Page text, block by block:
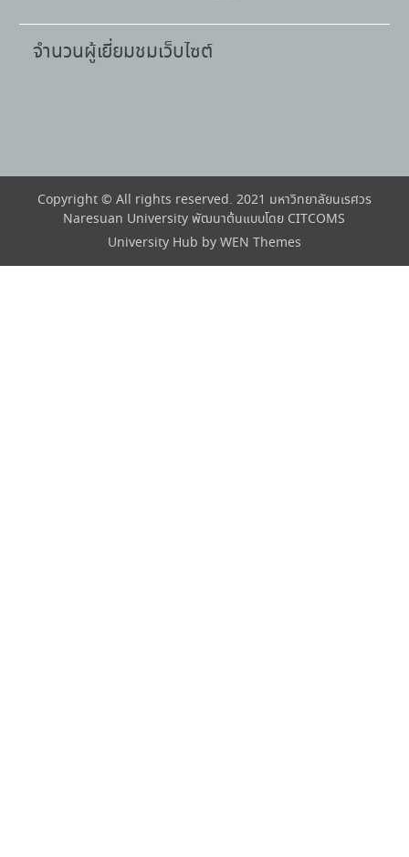
จำนวนผู้เยี่ยมชมเว็บไซต์
Copyright © All rights reserved. 2021 มหาวิทยาลัยนเรศวร
Naresuan University พัฒนาต้นแบบโดย CITCOMS
University Hub by WEN Themes